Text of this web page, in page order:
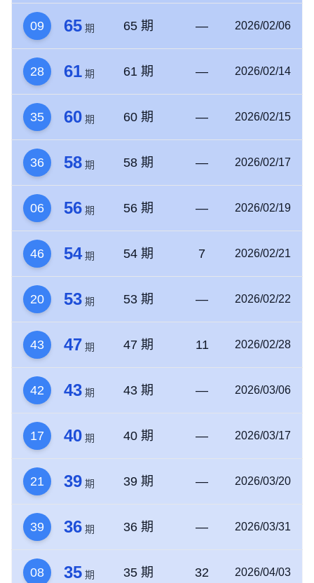
09 65 期 65 期 — 2026/02/06
28 61 期 61 期 — 2026/02/14
35 60 期 60 期 — 2026/02/15
36 58 期 58 期 — 2026/02/17
06 56 期 56 期 — 2026/02/19
46 54 期 54 期 7 2026/02/21
20 53 期 53 期 — 2026/02/22
43 47 期 47 期 11 2026/02/28
42 43 期 43 期 — 2026/03/06
17 40 期 40 期 — 2026/03/17
21 39 期 39 期 — 2026/03/20
39 36 期 36 期 — 2026/03/31
08 35 期 35 期 32 2026/04/03